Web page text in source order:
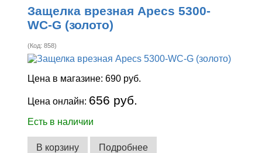
Защелка врезная Apecs 5300-
WC-G (золото)
(Код:858)
Цена в магазине:690 руб.
Цена онлайн: 656 руб.
Есть в наличии
В корзину Подробнее